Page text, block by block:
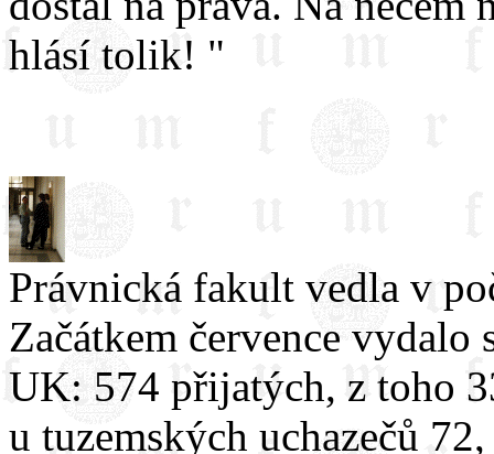
hlásí tolik! "
Právnická fakult vedla v
Začátkem července
UK: 574 přijatých, z toho
u tuzemských uchazečů